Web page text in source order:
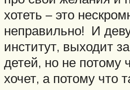
хотеть – это
неправильно! И
институт, выходит
детей, но не потому
хочет, а потому что